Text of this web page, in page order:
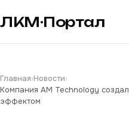
ЛКМ·Портал
Главная›Новости›
Компания AM Technology
эффектом